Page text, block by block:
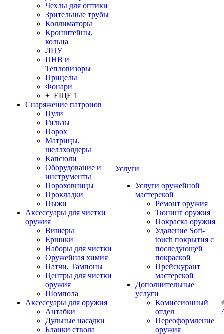
Чехлы для оптики
Зрительные трубы
Коллиматоры
Кронштейны,
кольца
ЛЦУ
ПНВ и
Тепловизоры
Прицелы
Фонари
+ ЕЩЕ 1
Снаряжение патронов
Пули
Гильзы
Порох
Матрицы,
шеллхолдеры
Капсюли
Оборудование и
инструменты
Пороховницы
Прокладки
Пыжи
Аксессуары для чистки
оружия
Вишеры
Ёршики
Наборы для чистки
Оружейная химия
Патчи, Тампоны
Центры для чистки
оружия
Шомпола
Аксессуары для оружия
Антабки
Дульные насадки
Бланки ствола
Услуги
Услуги оружейной
мастерской
Ремонт оружия
Тюнинг оружия
Покраска оружия
Удаление Soft-
touch покрытия с
последующей
покраской
Прейскурант
мастерской
Дополнительные
услуги
Комиссионный
отдел
Переоформление
оружия